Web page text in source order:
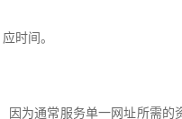
时间。
为通常服务单一网址所需的